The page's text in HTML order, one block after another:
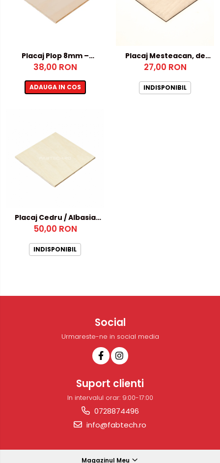
Placaj Plop 8mm –
360x500mm
38,00 RON
ADAUGA IN COS
Placaj Mesteacan, de
Avioane
27,00 RON
INDISPONIBIL
Placaj Cedru / Albasia
4mm
50,00 RON
INDISPONIBIL
Social
Urmareste-ne in social media
Suport clienti
In intervalul orar: 9:00-17:00
0728874496
info@fabtech.ro
Magazinul Meu